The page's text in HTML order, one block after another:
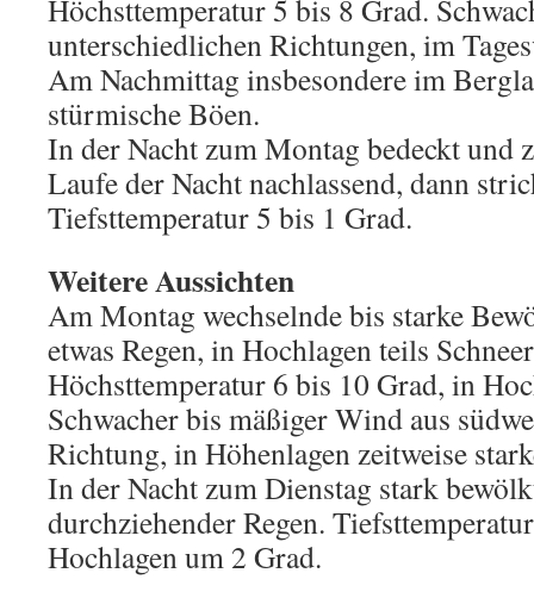
Höchsttemperatur 5 bis 8 Grad.
unterschiedlichen Richtungen, im
Am Nachmittag insbesondere im
stürmische Böen.
In der Nacht zum Montag bedeckt und
Laufe der Nacht nachlassend, dann
Tiefsttemperatur 5 bis 1 Grad.
Weitere Aussichten
Am Montag wechselnde bis starke
etwas Regen, in Hochlagen teils
Höchsttemperatur 6 bis 10 Grad, in
Schwacher bis mäßiger Wind aus
Richtung, in Höhenlagen zeitweise
In der Nacht zum Dienstag stark
durchziehender Regen.
Hochlagen um 2 Grad.